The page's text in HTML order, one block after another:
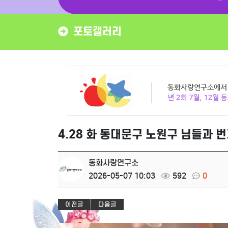
포토갤러리
4.28 화 동대문구 노원구 님들과
동화사랑연구소
2026-05-07 10:03
592 0
이전글 다음글